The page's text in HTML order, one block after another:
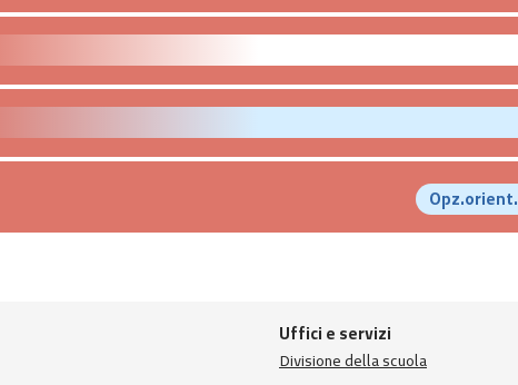
Opz.orient.
Uffici e servizi
Divisione della scuola